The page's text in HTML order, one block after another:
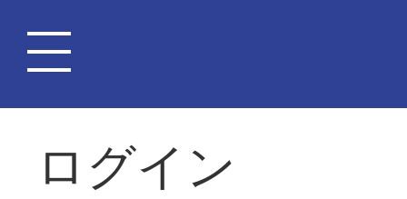
ログイン